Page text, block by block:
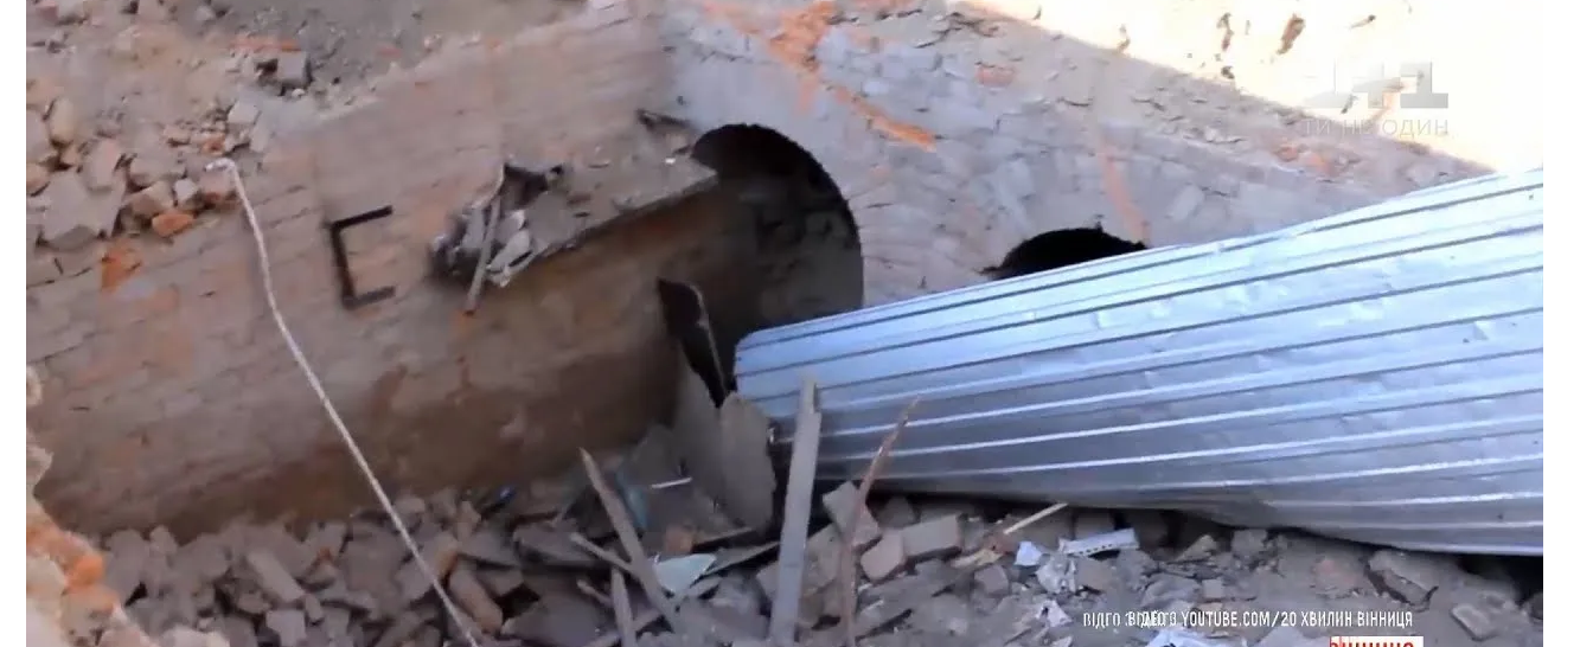
Растущая Концентрация Власти В Руках Си Цзиньпина: Мир Не Обмануть
Извержение Вулкана На Юге Исландии: Чрезвычайное Положение И Эвакуация
Стало Известно, Сколько Бойцов ВСУ Погибло С Прошлого Перемирия